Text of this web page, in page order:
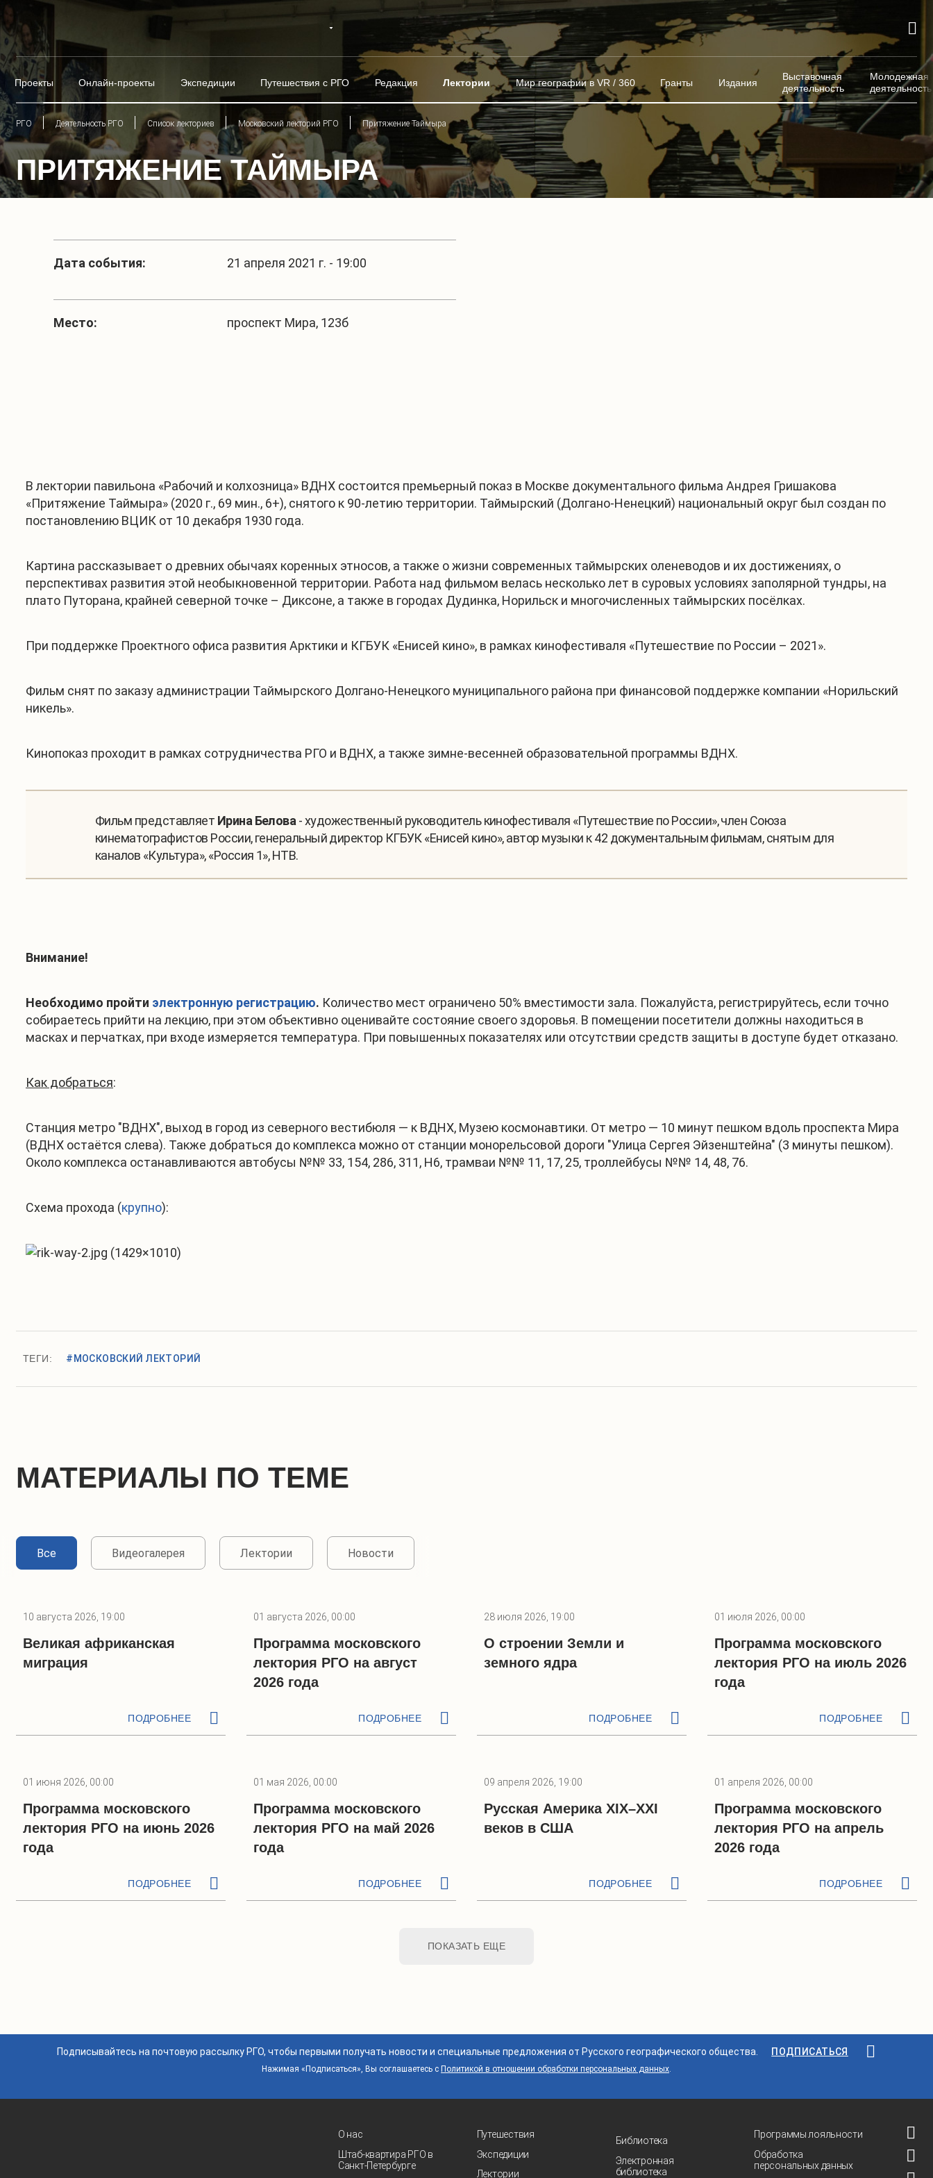
Проекты Онлайн-проекты Экспедиции Путешествия с РГО Редакция Лектории Мир географии в VR / 360 Гранты Издания
Выставочная
деятельность
Молодежная
деятельность
РГО Деятельность РГО Список лекториев Московский лекторий РГО Притяжение Таймыра
ПРИТЯЖЕНИЕ ТАЙМЫРА
Дата события: 21 апреля 2021 г. - 19:00
Место: проспект Мира, 123б
В лектории павильона «Рабочий и колхозница» ВДНХ состоится премьерный показ в Москве документального фильма Андрея Гришакова
«Притяжение Таймыра» (2020 г., 69 мин., 6+), снятого к 90-летию территории. Таймырский (Долгано-Ненецкий) национальный округ был создан по
постановлению ВЦИК от 10 декабря 1930 года.
Картина рассказывает о древних обычаях коренных этносов, а также о жизни современных таймырских оленеводов и их достижениях, о
перспективах развития этой необыкновенной территории. Работа над фильмом велась несколько лет в суровых условиях заполярной тундры, на
плато Путорана, крайней северной точке – Диксоне, а также в городах Дудинка, Норильск и многочисленных таймырских посёлках.
При поддержке Проектного офиса развития Арктики и КГБУК «Енисей кино», в рамках кинофестиваля «Путешествие по России – 2021».
Фильм снят по заказу администрации Таймырского Долгано-Ненецкого муниципального района при финансовой поддержке компании «Норильский
никель».
Кинопоказ проходит в рамках сотрудничества РГО и ВДНХ, а также зимне-весенней образовательной программы ВДНХ.
Фильм представляет Ирина Белова - художественный руководитель кинофестиваля «Путешествие по России», член Союза
кинематографистов России, генеральный директор КГБУК «Енисей кино», автор музыки к 42 документальным фильмам, снятым для
каналов «Культура», «Россия 1», НТВ.
Внимание!
Необходимо пройти электронную регистрацию. Количество мест ограничено 50% вместимости зала. Пожалуйста, регистрируйтесь, если точно
собираетесь прийти на лекцию, при этом объективно оценивайте состояние своего здоровья. В помещении посетители должны находиться в
масках и перчатках, при входе измеряется температура. При повышенных показателях или отсутствии средств защиты в доступе будет отказано.
Как добраться:
Станция метро "ВДНХ", выход в город из северного вестибюля — к ВДНХ, Музею космонавтики. От метро — 10 минут пешком вдоль проспекта Мира
(ВДНХ остаётся слева). Также добраться до комплекса можно от станции монорельсовой дороги "Улица Сергея Эйзенштейна" (3 минуты пешком).
Около комплекса останавливаются автобусы №№ 33, 154, 286, 311, Н6, трамваи №№ 11, 17, 25, троллейбусы №№ 14, 48, 76.
Схема прохода (крупно):
ТЕГИ: #МОСКОВСКИЙ ЛЕКТОРИЙ
МАТЕРИАЛЫ ПО ТЕМЕ
Все Видеогалерея Лектории Новости
10 августа 2026, 19:00
Великая африканская
миграция
ПОДРОБНЕЕ
01 августа 2026, 00:00
Программа московского
лектория РГО на август
2026 года
ПОДРОБНЕЕ
28 июля 2026, 19:00
О строении Земли и
земного ядра
ПОДРОБНЕЕ
01 июля 2026, 00:00
Программа московского
лектория РГО на июль 2026
года
ПОДРОБНЕЕ
01 июня 2026, 00:00
Программа московского
лектория РГО на июнь 2026
года
ПОДРОБНЕЕ
01 мая 2026, 00:00
Программа московского
лектория РГО на май 2026
года
ПОДРОБНЕЕ
09 апреля 2026, 19:00
Русская Америка XIX–XXI
веков в США
ПОДРОБНЕЕ
01 апреля 2026, 00:00
Программа московского
лектория РГО на апрель
2026 года
ПОДРОБНЕЕ
ПОКАЗАТЬ ЕЩЕ
Подписывайтесь на почтовую рассылку РГО, чтобы первыми получать новости и специальные предложения от Русского географического общества. ПОДПИСАТЬСЯ
Нажимая «Подписаться», Вы соглашаетесь с Политикой в отношении обработки персональных данных.
О нас
Штаб-квартира РГО в
Санкт‑Петербурге
Путешествия
Экспедиции
Лектории
Библиотека
Электронная
библиотека
Программы лояльности
Обработка
персональных данных